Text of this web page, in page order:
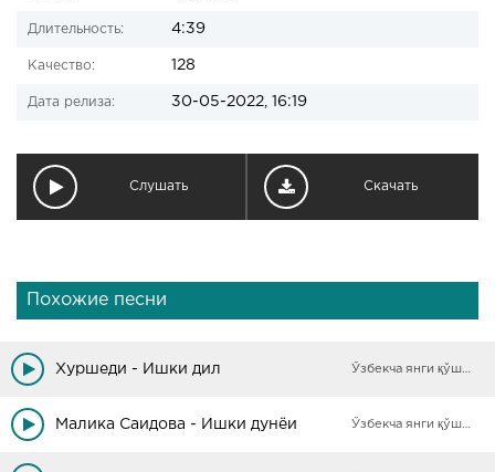
Длительность: 4:39
Качество: 128
Дата релиза: 30-05-2022, 16:19
Слушать Скачать
Похожие песни
Хуршеди - Ишки дил Ўзбекча янги қўшиқлар
Малика Саидова - Ишки дунёи Ўзбекча янги қўшиқлар